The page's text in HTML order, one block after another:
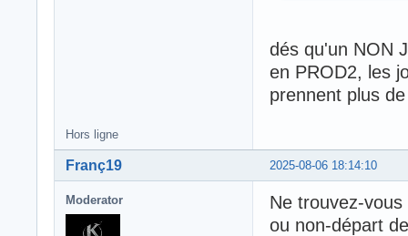
dés qu'un NON
en PROD2, les
prennent plus
Hors ligne
2025-08-06 18:14:10
Franç19
Moderator
Ne trouvez-
ou non-départ